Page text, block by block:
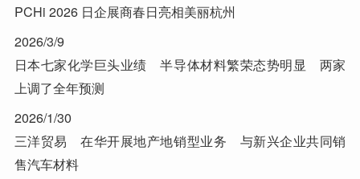
PCHi 2026 日企展商春日亮相美丽杭州
2026/3/9
日本七家化学巨头业绩 半导体材料繁荣态势明显 两家
上调了全年预测
2026/1/30
三洋贸易 在华开展地产地销型业务 与新兴企业共同销
售汽车材料